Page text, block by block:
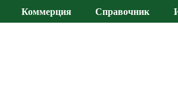
Коммерция Справочник